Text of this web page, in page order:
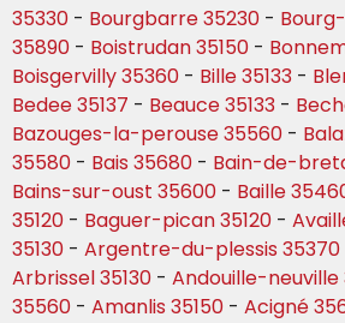
35330 - Bourgbarre 35230 -
35890 - Boistrudan 35150 -
Boisgervilly 35360 - Bille 35133 -
Bedee 35137 - Beauce 35133 -
Bazouges-la-perouse 35560 -
35580 - Bais 35680 - Bain-de-
Bains-sur-oust 35600 - Baille
35120 - Baguer-pican 35120 -
35130 - Argentre-du-plessis 35370
Arbrissel 35130 - Andouille-neuville
35560 - Amanlis 35150 - Acigné